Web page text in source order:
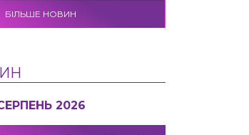
БІЛЬШЕ НОВИН
2026